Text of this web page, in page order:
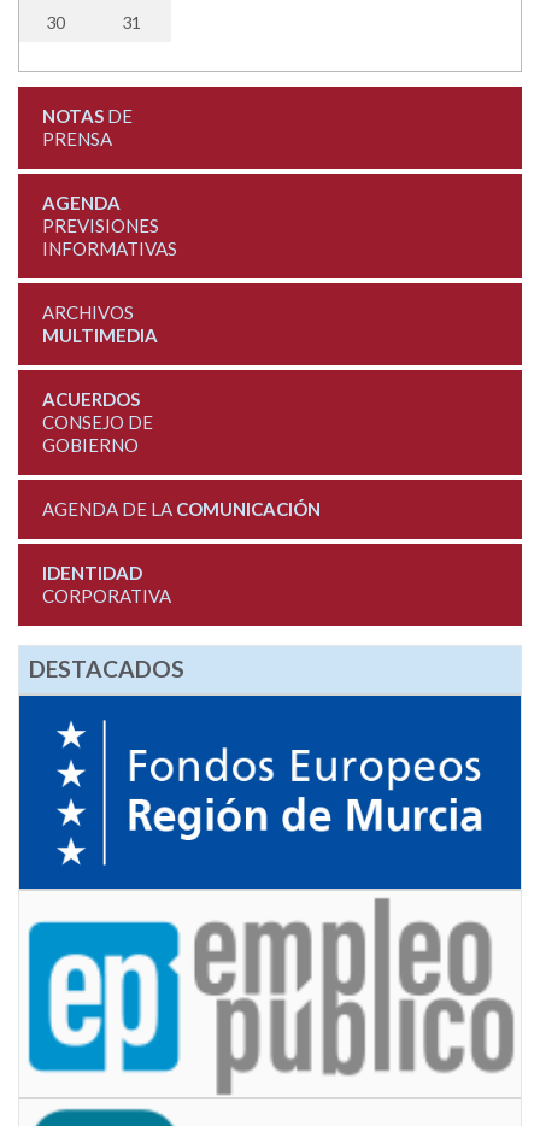
30 31
NOTASDE
PRENSA
AGENDA
PREVISIONES
INFORMATIVAS
ARCHIVOS
MULTIMEDIA
ACUERDOS
CONSEJO DE
GOBIERNO
AGENDA DE LA COMUNICACIÓN
IDENTIDAD
CORPORATIVA
DESTACADOS